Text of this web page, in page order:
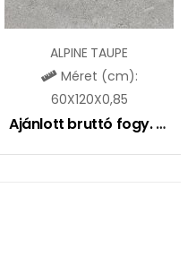
8990Ft
ALPINE TAUPE
Méret (cm):
60X120X0,85
Ajánlott bruttó fogy. ár: